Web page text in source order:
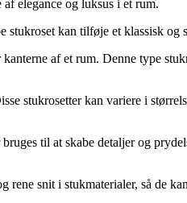
elegance og luksus i et rum.
kan tilføje et klassisk og
af et rum. Denne type
stukrosetter kan variere i
til at skabe detaljer og
snit i stukmaterialer, så de